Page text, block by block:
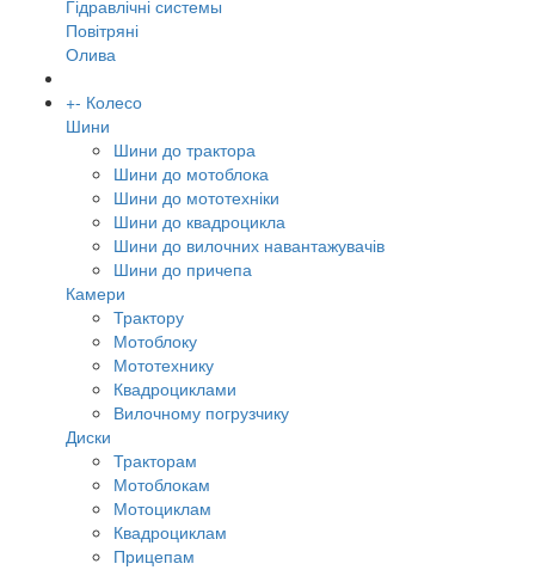
Гідравлічні системы
Повітряні
Олива
+- Колесо
Шини
Шини до трактора
Шини до мотоблока
Шини до мототехніки
Шини до квадроцикла
Шини до вилочних навантажувачів
Шини до причепа
Камери
Трактору
Мотоблоку
Мототехнику
Квадроциклами
Вилочному погрузчику
Диски
Тракторам
Мотоблокам
Мотоциклам
Квадроциклам
Прицепам